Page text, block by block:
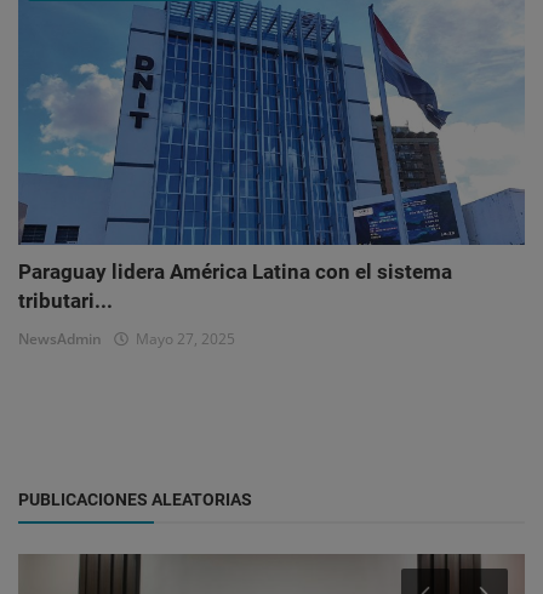
Paraguay lidera América Latina con el sistema
tributari...
NewsAdmin Mayo 27, 2025
PUBLICACIONES ALEATORIAS